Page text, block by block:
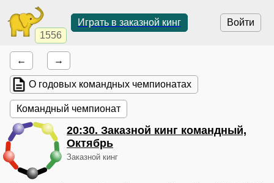
1556
Войти
Играть в заказной кинг
← →
О годовых командных чемпионатах
Командный чемпионат
20:30. Заказной кинг командный,
Октябрь
Заказной кинг